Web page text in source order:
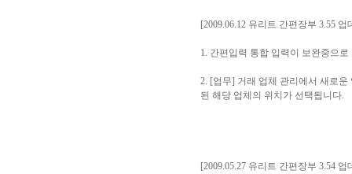
[2009.06.12 유리트 간편장부 3.55 업
1. 간편입력 통합 입력이 보완중으
2. [업무] 거래 업체 관리에서 새로
된 해당 업체의 위치가 선택됩니다.
[2009.05.27 유리트 간편장부 3.54 업